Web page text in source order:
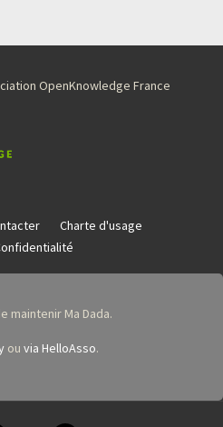
OpenKnowledge France
Charte d'usage
maintenir Ma Dada.
ou via HelloAsso.